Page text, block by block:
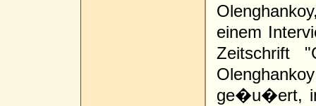
einem
Zeitschrift
ge�u�ert,